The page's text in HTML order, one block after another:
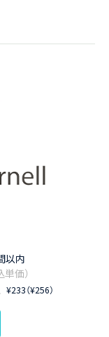
以内
¥233（¥256）